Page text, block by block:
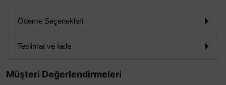
Ödeme Seçenekleri
Teslimat ve İade
Müşteri Değerlendirmeleri